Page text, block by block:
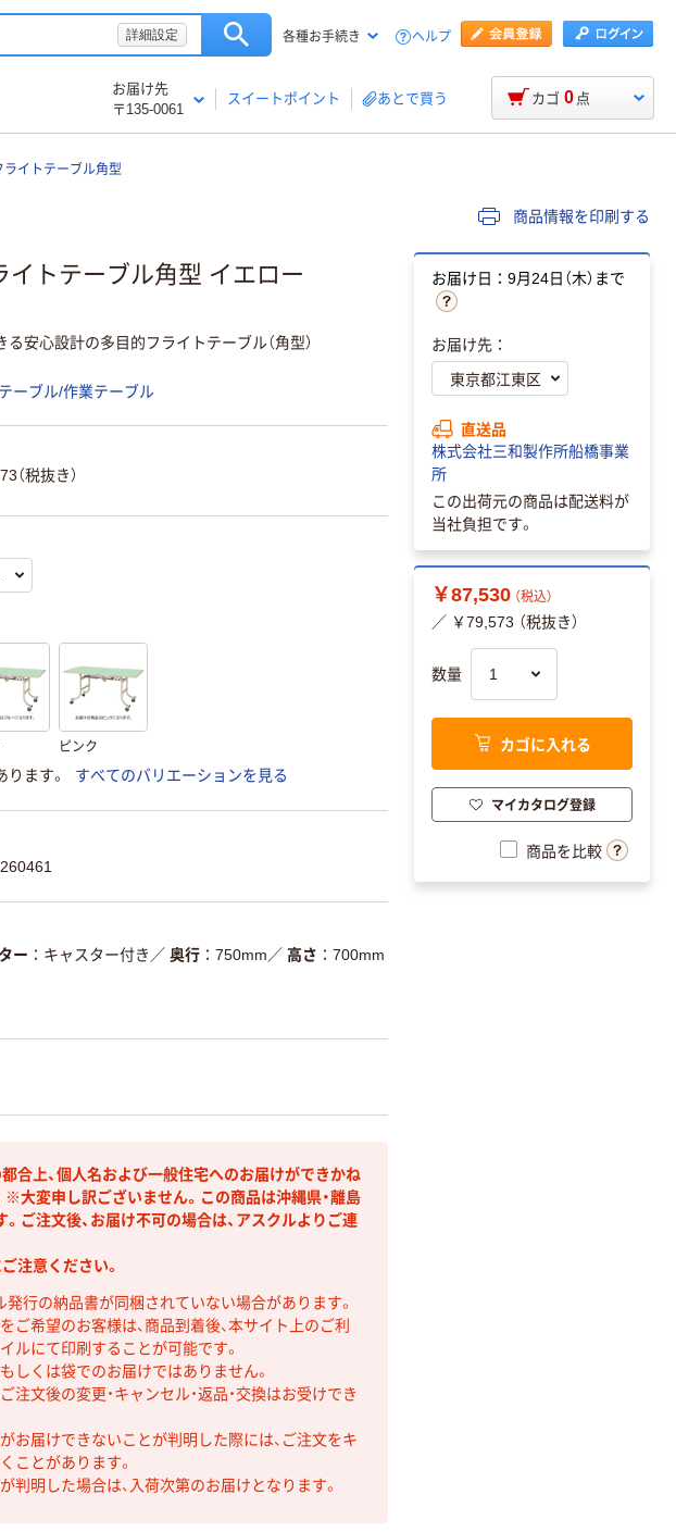
詳細設定 各種お手続き ヘルプ
お届け先
〒135-0061
スイートポイント あとで買う カゴ 0 点
ライトテーブル角型
商品情報を印刷する
イトテーブル角型 イエロー
安心設計の多目的フライトテーブル（角型）
ーブル/作業テーブル
（税抜き）
ピンク
ります。
すべてのバリエーションを見る
ー キャスター付き ／ 奥行 750mm ／ 高さ
700mm
合上、個人名および一般住宅へのお届けができかね
※大変申し訳ございません。この商品は沖縄県・離島
ご注文後、お届け不可の場合は、アスクルよりご連
注意ください。
発行の納品書が同梱されていない場合があります。
ご希望のお客様は、商品到着後、本サイト上のご利
ルにて印刷することが可能です。
しくは袋でのお届けではありません。
注文後の変更・キャンセル・返品・交換はお受けでき
お届けできないことが判明した際には、ご注文をキ
ことがあります。
判明した場合は、入荷次第のお届けとなります。
お届け日：9月24日（木）まで
お届け先：
直送品
株式会社三和製作所船橋事業
所
この出荷元の商品は配送料が
当社負担です。
￥87,530 （税込）
／ ￥79,573 （税抜き）
数量
カゴに入れる
マイカタログ登録
商品を比較